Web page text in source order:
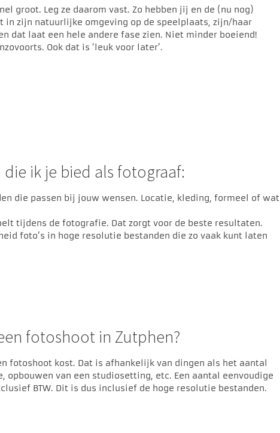
groot. Leg ze daarom vast. Zo hebben jij en de (nu nog)
zijn natuurlijke omgeving op de speelplaats, zijn/haar
dat laat een hele andere fase zien. Niet minder boeiend!
Ook dat is ‘leuk voor later’.
ik je bied als fotograaf:
die passen bij jouw wensen. Locatie, kleding, formeel of wat
tijdens de fotografie. Dat zorgt voor de beste resultaten.
foto’s in hoge resolutie bestanden die zo vaak kunt laten
fotoshoot in Zutphen?
fotoshoot kost. Dat is afhankelijk van dingen als het aantal
van een studiosetting, etc. Een aantal eenvoudige
BTW. Dit is dus inclusief de hoge resolutie bestanden.